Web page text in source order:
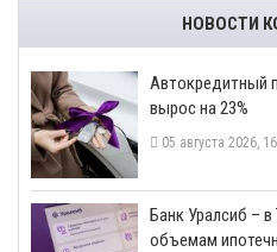
НОВОСТИ
​Автокредитный
вырос на 23%
05 августа 2026,
​Банк Уралсиб – в
объемам